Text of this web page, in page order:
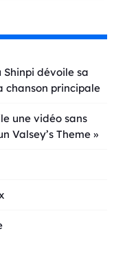
Shinpi dévoile sa
chanson principale
une vidéo sans
Valsey’s Theme »